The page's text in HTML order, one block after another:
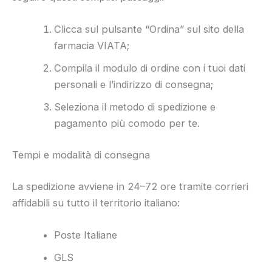
Clicca sul pulsante “Ordina” sul sito della
farmacia VIATA;
Compila il modulo di ordine con i tuoi dati
personali e l’indirizzo di consegna;
Seleziona il metodo di spedizione e
pagamento più comodo per te.
Tempi e modalità di consegna
La spedizione avviene in 24–72 ore tramite corrieri
affidabili su tutto il territorio italiano:
Poste Italiane
GLS